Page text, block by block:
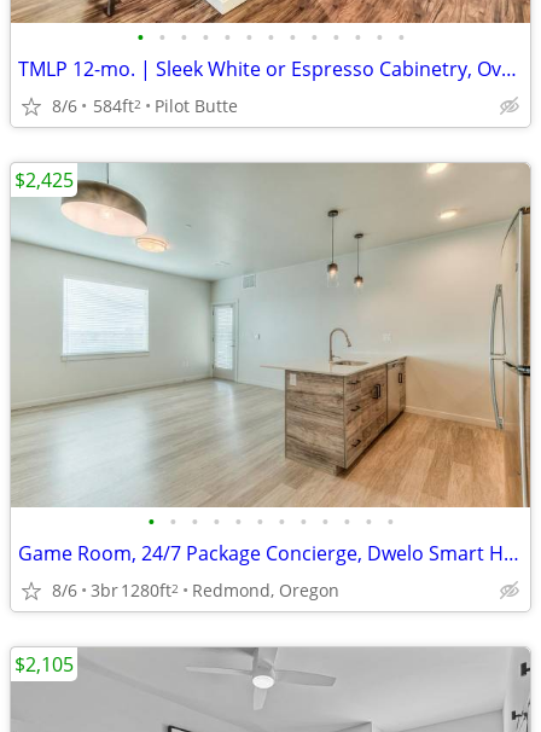
• • • • • • • • • • • • •
TMLP 12-mo. | Sleek White or Espresso Cabinetry, Oversized Closets
8/6 584ft2 Pilot Butte
• • • • • • • • • • • •
Game Room, 24/7 Package Concierge, Dwelo Smart Home Technology
8/6 3br1280ft2 Redmond, Oregon
$2,425
$2,105